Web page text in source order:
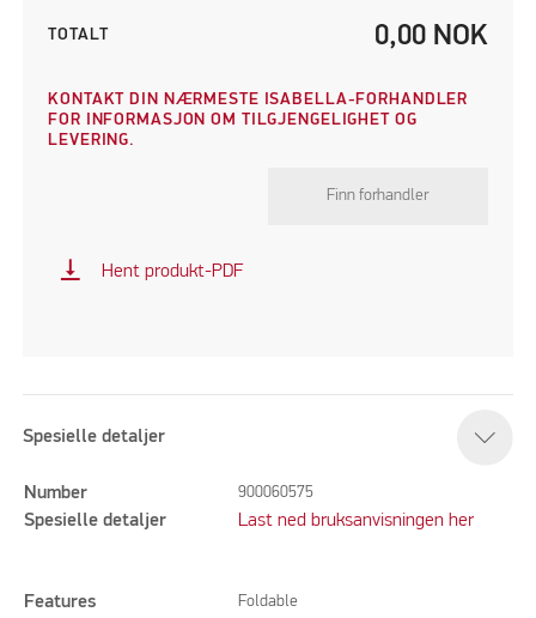
TOTALT 0,00 NOK
KONTAKT DIN NÆRMESTE ISABELLA-FORHANDLER
FOR INFORMASJON OM TILGJENGELIGHET OG
LEVERING.
Finn forhandler
vertical_align_bottom Hent produkt-PDF
Spesielle detaljer
Number 900060575
Spesielle detaljer Last ned bruksanvisningen her
Features Foldable